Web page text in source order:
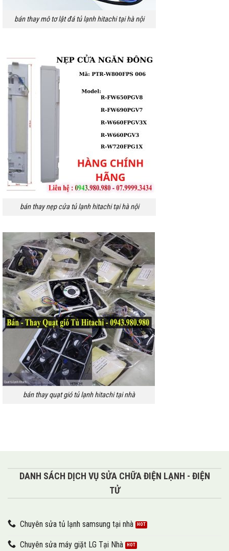
bán thay mô tơ lật đá tủ lạnh hitachi tại hà nội
bán thay nẹp cửa tủ lạnh hitachi tại hà nội
bán thay quạt gió tủ lạnh hitachi tại nhà
DANH SÁCH DỊCH VỤ SỬA CHỮA ĐIỆN LẠNH - ĐIỆN
TỬ
Chuyên sửa tủ lạnh samsung tại nhà
Chuyên sửa máy giặt LG Tại Nhà